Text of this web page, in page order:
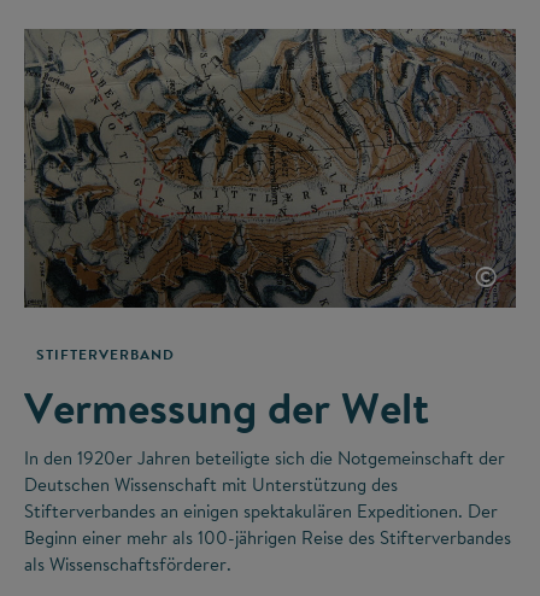
©
STIFTERVERBAND
Vermessung der Welt
In den 1920er Jahren beteiligte sich die Notgemeinschaft der
Deutschen Wissenschaft mit Unterstützung des
Stifterverbandes an einigen spektakulären Expeditionen. Der
Beginn einer mehr als 100-jährigen Reise des Stifterverbandes
als Wissenschaftsförderer.